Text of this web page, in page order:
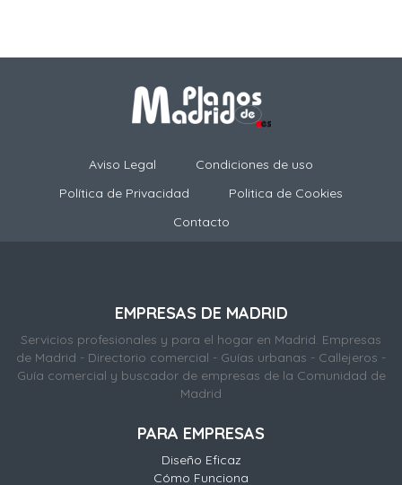
Aviso Legal
Condiciones de uso
Política de Privacidad
Politica de Cookies
Contacto
EMPRESAS DE MADRID
Servicios profesionales y para el hogar en Madrid. Empresas
de Madrid - Directorio comercial - Guías urbanas - Callejeros -
Guía comercial y buscador de empresas de la Comunidad de
Madrid
PARA EMPRESAS
Diseño Eficaz
Cómo Funciona